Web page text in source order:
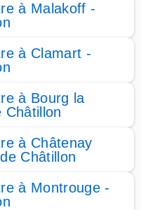
à Malakoff -
à Clamart -
à Bourg la
Châtillon
à Châtenay
Châtillon
à Montrouge -